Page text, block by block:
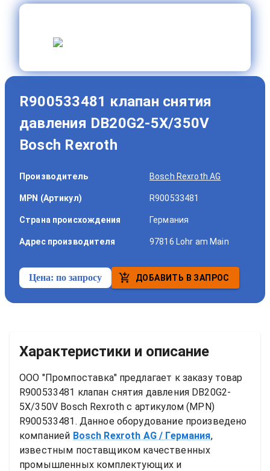
R900533481 клапан снятия
давления DB20G2-5X/350V
Bosch Rexroth
Производитель Bosch Rexroth AG
MPN (Артикул) R900533481
Страна происхождения Германия
Адрес производителя 97816 Lohr am Main
Цена: по запросу ДОБАВИТЬ В ЗАПРОС
Характеристики и описание
ООО "Промпоставка" предлагает к заказу товар
R900533481 клапан снятия давления DB20G2-
5X/350V Bosch Rexroth
с артикулом (MPN)
R900533481. Данное оборудование произведено
компанией Bosch Rexroth AG / Германия,
известным поставщиком качественных
промышленных комплектующих и